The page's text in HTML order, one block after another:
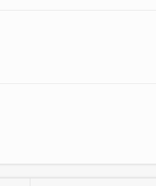
化的起司铺在Q弹白米饭上，夹